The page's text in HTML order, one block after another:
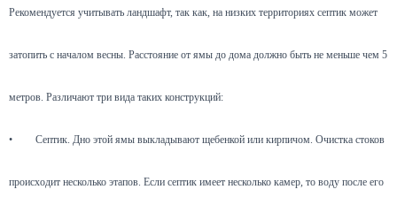
Рекомендуется учитывать ландшафт, так как, на низких территориях септик может
затопить с началом весны. Расстояние от ямы до дома должно быть не меньше чем 5
метров. Различают три вида таких конструкций:
• Септик. Дно этой ямы выкладывают щебенкой или кирпичом. Очистка стоков
происходит несколько этапов. Если септик имеет несколько камер, то воду после его